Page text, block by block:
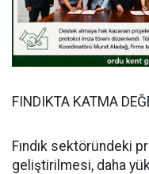
FINDIKTA KATMA
Fındık sektöründeki
geliştirilmesi, daha